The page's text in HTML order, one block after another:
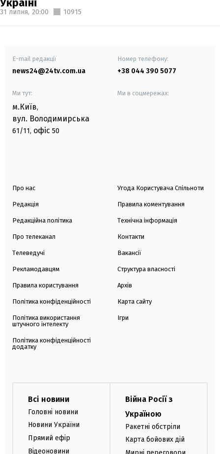
31 липня, 20:00 10915
E-mail редакції
news24@24tv.com.ua
Номер телефону:
+38 044 390 5077
Ми тут:
м.Київ,
вул. Володимирська
61/11, офіс 50
Ми в соцмережах:
Про нас
Редакція
Редакційна політика
Про телеканал
Телеведучі
Рекламодавцям
Правила користування
Політика конфіденційності
Політика використання
штучного інтелекту
Політика конфіденційності
додатку
Угода Користувача Спільноти
Правила коментування
Технічна інформація
Контакти
Вакансії
Структура власності
Архів
Карта сайту
Ігри
Всі новини
Головні новини
Новини України
Прямий ефір
Відеоновини
Війна Росії з
Україною
Ракетні обстріли
Карта бойових дій